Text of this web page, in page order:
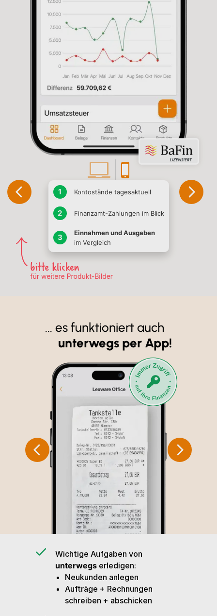
Kontostände tagesaktuell
Finanzamt-Zahlungen im Blick
Einnahmen und Ausgaben
im Vergleich
... es funktioniert auch
unterwegs per App!
Wichtige Aufgaben von
unterwegs erledigen:
Neukunden anlegen
Aufträge + Rechnungen
schreiben + abschicken